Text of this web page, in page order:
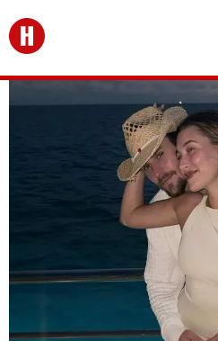
Перейти на главную